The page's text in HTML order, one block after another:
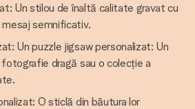
Un stilou de înaltă calitate gravat cu
mesaj semnificativ.
Un puzzle jigsaw personalizat: Un
dragă sau o colecție a
O sticlă din băutura lor